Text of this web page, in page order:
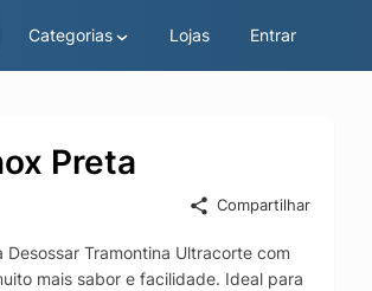
Categorias Lojas Entrar
Preta
Compartilhar
Tramontina Ultracorte com
mais sabor e facilidade. Ideal para